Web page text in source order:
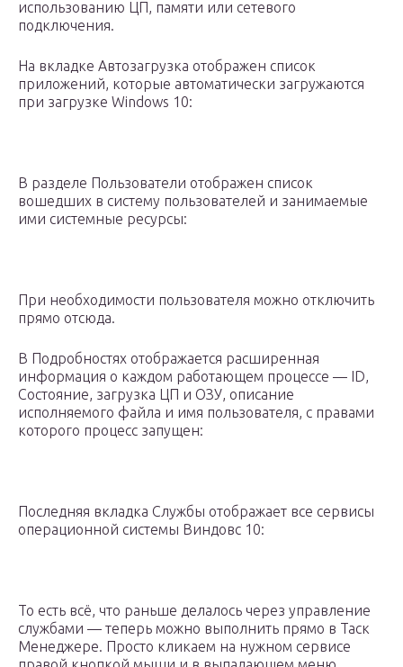
использованию ЦП, памяти или сетевого
подключения.
На вкладке Автозагрузка отображен список
приложений, которые автоматически загружаются
при загрузке Windows 10:
В разделе Пользователи отображен список
вошедших в систему пользователей и занимаемые
ими системные ресурсы:
При необходимости пользователя можно отключить
прямо отсюда.
В Подробностях отображается расширенная
информация о каждом работающем процессе — ID,
Состояние, загрузка ЦП и ОЗУ, описание
исполняемого файла и имя пользователя, с правами
которого процесс запущен:
Последняя вкладка Службы отображает все сервисы
операционной системы Виндовс 10:
То есть всё, что раньше делалось через управление
службами — теперь можно выполнить прямо в Таск
Менеджере. Просто кликаем на нужном сервисе